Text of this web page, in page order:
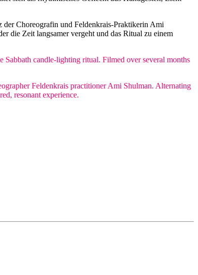
Choreografin und Feldenkrais-Praktikerin Ami
die Zeit langsamer vergeht und das Ritual zu einem
candle-lighting ritual. Filmed over several months
Feldenkrais practitioner Ami Shulman. Alternating
resonant experience.